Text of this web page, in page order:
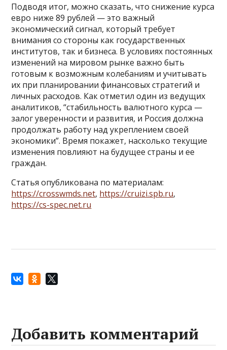
Подводя итог, можно сказать, что снижение курса
евро ниже 89 рублей — это важный
экономический сигнал, который требует
внимания со стороны как государственных
институтов, так и бизнеса. В условиях постоянных
изменений на мировом рынке важно быть
готовым к возможным колебаниям и учитывать
их при планировании финансовых стратегий и
личных расходов. Как отметил один из ведущих
аналитиков, “стабильность валютного курса —
залог уверенности и развития, и Россия должна
продолжать работу над укреплением своей
экономики”. Время покажет, насколько текущие
изменения повлияют на будущее страны и ее
граждан.
Статья опубликована по материалам:
https://crosswmds.net, https://cruizi.spb.ru,
https://cs-spec.net.ru
Добавить комментарий